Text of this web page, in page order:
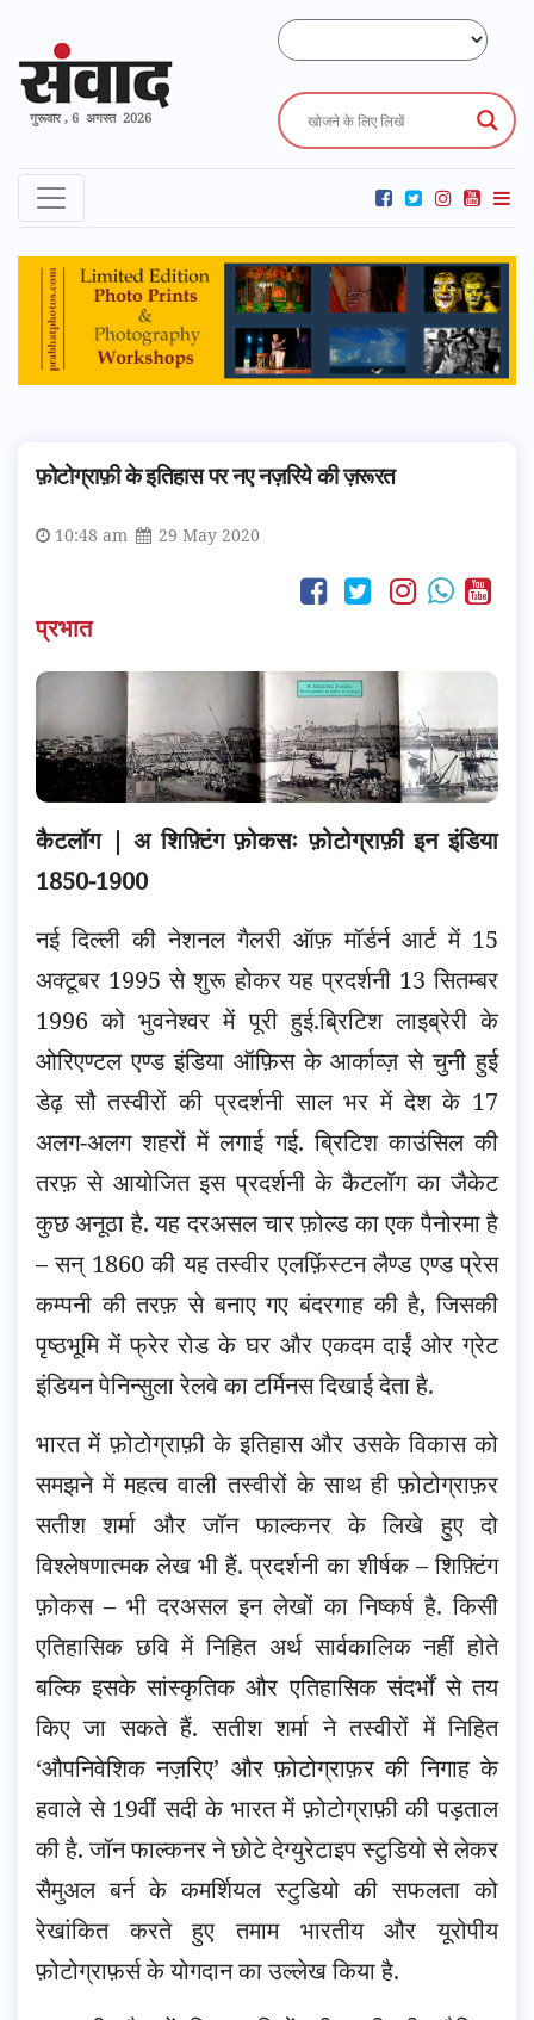
गुरूवार , 6 अगस्त 2026
फ़ोटोग्राफ़ी के इतिहास पर नए नज़रिये की ज़रूरत
10:48 am 29 May 2020
प्रभात
कैटलॉग | अ शिफ़्टिंग फ़ोकसः फ़ोटोग्राफ़ी इन इंडिया
1850-1900
नई दिल्ली की नेशनल गैलरी ऑफ़ मॉर्डर्न आर्ट में 15
अक्टूबर 1995 से शुरू होकर यह प्रदर्शनी 13 सितम्बर
1996 को भुवनेश्वर में पूरी हुई.ब्रिटिश लाइब्रेरी के
ओरिएण्टल एण्ड इंडिया ऑफ़िस के आर्काव्ज़ से चुनी हुई
डेढ़ सौ तस्वीरों की प्रदर्शनी साल भर में देश के 17
अलग-अलग शहरों में लगाई गई. ब्रिटिश काउंसिल की
तरफ़ से आयोजित इस प्रदर्शनी के कैटलॉग का जैकेट
कुछ अनूठा है. यह दरअसल चार फ़ोल्ड का एक पैनोरमा है
– सन् 1860 की यह तस्वीर एलफ़िंस्टन लैण्ड एण्ड प्रेस
कम्पनी की तरफ़ से बनाए गए बंदरगाह की है, जिसकी
पृष्ठभूमि में फ्रेर रोड के घर और एकदम दाईं ओर ग्रेट
इंडियन पेनिन्सुला रेलवे का टर्मिनस दिखाई देता है.
भारत में फ़ोटोग्राफ़ी के इतिहास और उसके विकास को
समझने में महत्व वाली तस्वीरों के साथ ही फ़ोटोग्राफ़र
सतीश शर्मा और जॉन फाल्कनर के लिखे हुए दो
विश्लेषणात्मक लेख भी हैं. प्रदर्शनी का शीर्षक – शिफ़्टिंग
फ़ोकस – भी दरअसल इन लेखों का निष्कर्ष है. किसी
एतिहासिक छवि में निहित अर्थ सार्वकालिक नहीं होते
बल्कि इसके सांस्कृतिक और एतिहासिक संदर्भों से तय
किए जा सकते हैं. सतीश शर्मा ने तस्वीरों में निहित
‘औपनिवेशिक नज़रिए’ और फ़ोटोग्राफ़र की निगाह के
हवाले से 19वीं सदी के भारत में फ़ोटोग्राफ़ी की पड़ताल
की है. जॉन फाल्कनर ने छोटे देग्युरेटाइप स्टुडियो से लेकर
सैमुअल बर्न के कमर्शियल स्टुडियो की सफलता को
रेखांकित करते हुए तमाम भारतीय और यूरोपीय
फ़ोटोग्राफ़र्स के योगदान का उल्लेख किया है.